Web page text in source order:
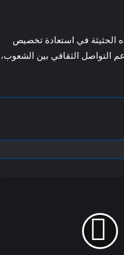
الحثيثة في استعادة تخصيص
التواصل الثقافي بين الشعوب،